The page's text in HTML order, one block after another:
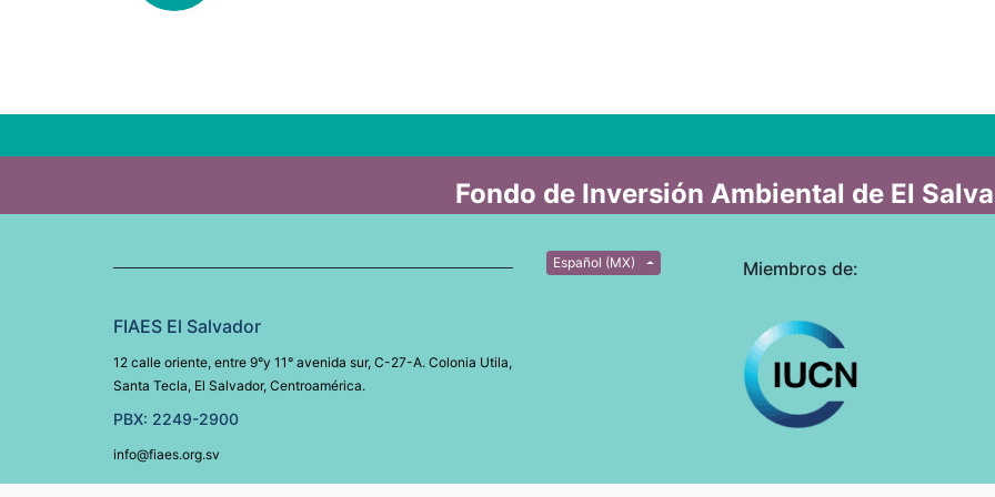
Fondo de Inversión Ambiental de El
FIAES El Salvador
12 calle oriente, entre 9°y 11° avenida sur, C-27-A. Colonia Utila,
Santa Tecla, El Salvador, Centroamérica.
PBX: 2249-2900
info@fiaes.org.sv
Español (MX) Miembros de: